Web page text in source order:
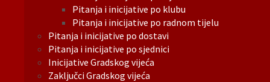
Pitanja i inicijative po klubu
Pitanja i inicijative po radnom tijelu
Pitanja i inicijative po dostavi
Pitanja i inicijative po sjednici
Inicijative Gradskog vijeća
Zaključci Gradskog vijeća